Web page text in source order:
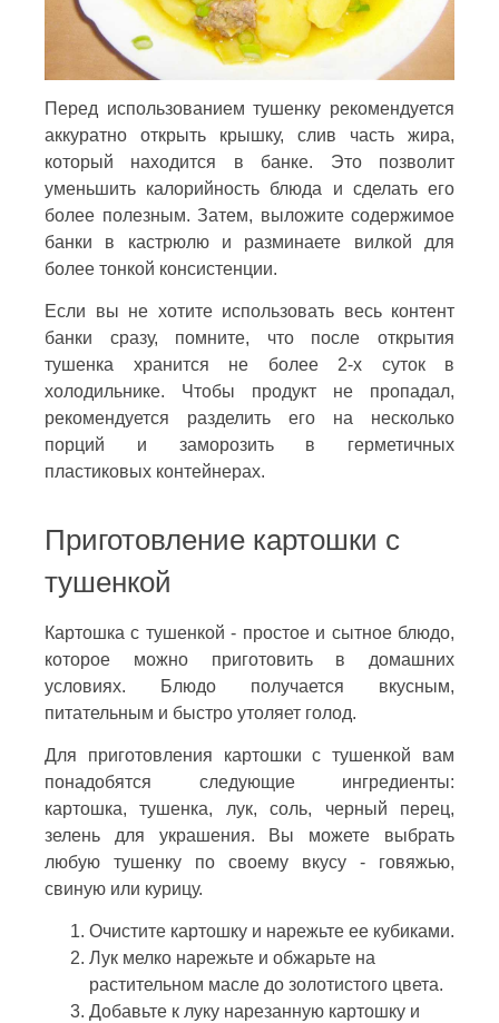
Перед использованием тушенку рекомендуется
аккуратно открыть крышку, слив часть жира,
который находится в банке. Это позволит
уменьшить калорийность блюда и сделать его
более полезным. Затем, выложите содержимое
банки в кастрюлю и разминаете вилкой для
более тонкой консистенции.
Если вы не хотите использовать весь контент
банки сразу, помните, что после открытия
тушенка хранится не более 2-х суток в
холодильнике. Чтобы продукт не пропадал,
рекомендуется разделить его на несколько
порций и заморозить в герметичных
пластиковых контейнерах.
Приготовление картошки с
тушенкой
Картошка с тушенкой - простое и сытное блюдо,
которое можно приготовить в домашних
условиях. Блюдо получается вкусным,
питательным и быстро утоляет голод.
Для приготовления картошки с тушенкой вам
понадобятся следующие ингредиенты:
картошка, тушенка, лук, соль, черный перец,
зелень для украшения. Вы можете выбрать
любую тушенку по своему вкусу - говяжью,
свиную или курицу.
Очистите картошку и нарежьте ее кубиками.
Лук мелко нарежьте и обжарьте на
растительном масле до золотистого цвета.
Добавьте к луку нарезанную картошку и